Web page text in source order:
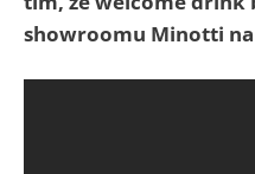
showroomu Minotti